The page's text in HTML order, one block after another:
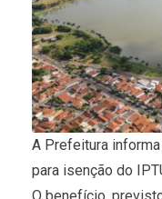
A Prefeitura
para isenção do